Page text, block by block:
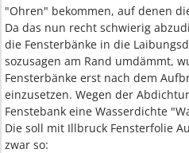
"Ohren" bekommen, auf denen
Da das nun recht schwierig
die Fensterbänke in die
sozusagen am Rand umdämmt,
Fensterbänke erst nach dem
einzusetzen. Wegen der
Fenstebank eine Wasserdichte
Die soll mit Illbruck Fensterfolie
zwar so: